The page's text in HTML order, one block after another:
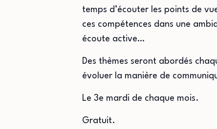
temps d’écouter les points de
ces compétences dans une
écoute active…
Des thèmes seront abordés
évoluer la manière de
Le 3e mardi de chaque mois.
Gratuit.